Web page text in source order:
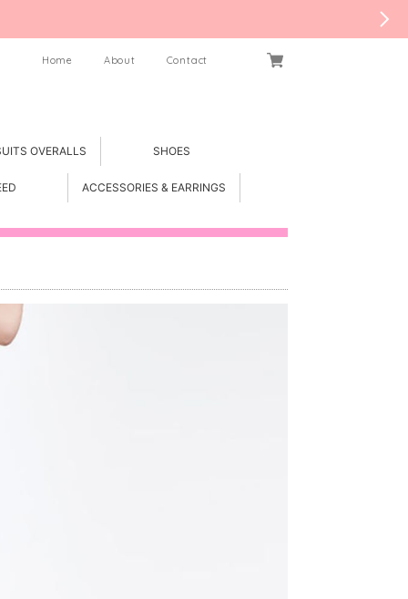
Home About Contact
OVERALLS SHOES
ACCESSORIES & EARRINGS